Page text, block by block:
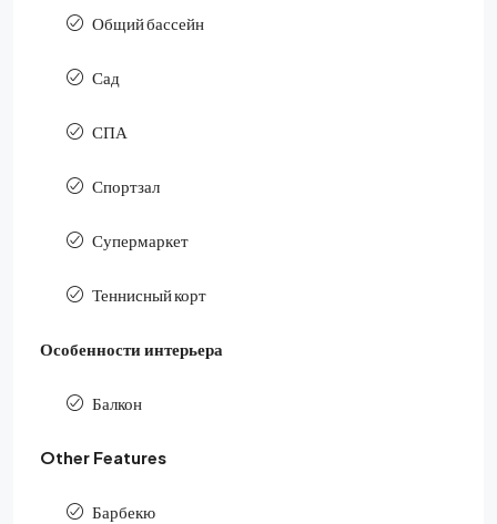
Общий бассейн
Сад
СПА
Спортзал
Супермаркет
Теннисный корт
Особенности интерьера
Балкон
Other Features
Барбекю